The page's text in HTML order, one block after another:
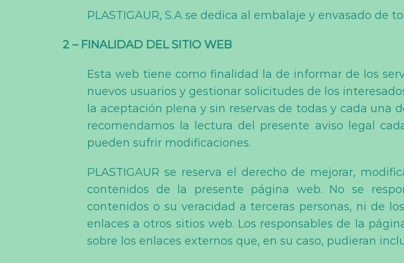
PLASTIGAUR, S.A se dedica al embalaje y envasado de
2 – FINALIDAD DEL SITIO WEB
Esta web tiene como finalidad la de informar de los
nuevos usuarios y gestionar solicitudes de los
la aceptación plena y sin reservas de todas y cada una
recomendamos la lectura del presente aviso legal
pueden sufrir modificaciones.
PLASTIGAUR se reserva el derecho de mejorar,
contenidos de la presente página web. No se
contenidos o su veracidad a terceras personas, ni de
enlaces a otros sitios web. Los responsables de la
sobre los enlaces externos que, en su caso, pudieran